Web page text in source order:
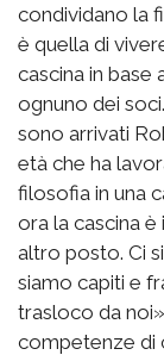
condividano la
è quella di
cascina in base
ognuno dei
sono arrivati
età che ha
filosofia in una
ora la cascina
altro posto. Ci
siamo capiti e
trasloco da
competenze di